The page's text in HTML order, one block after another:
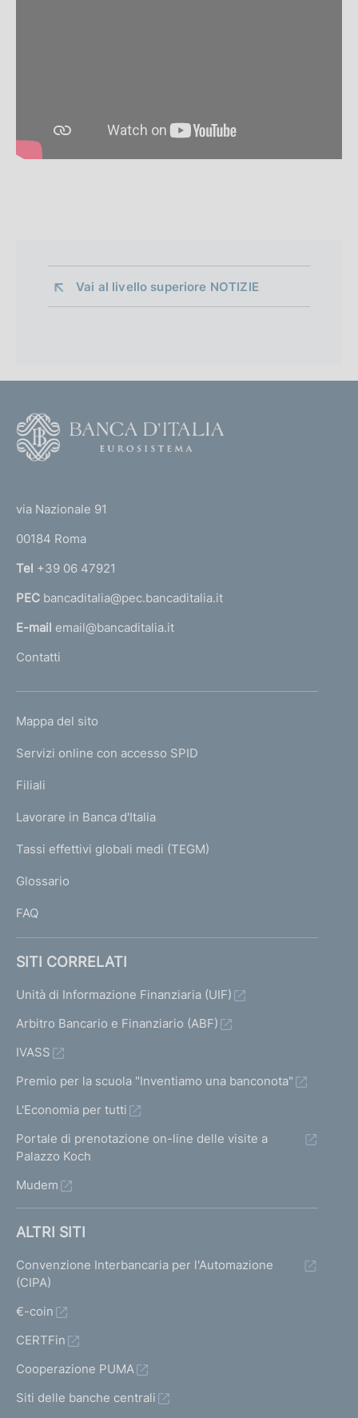
Vai al livello superiore NOTIZIE
r
n
a
l
m
e
a
g
via Nazionale 91
00184 Roma
Tel +39 06 47921
PEC bancaditalia@pec.bancaditalia.it
E-mail email@bancaditalia.it
Contatti
L
N
K
T
I
I
Mappa del sito
Servizi online con accesso SPID
Filiali
Lavorare in Banca d'Italia
Tassi effettivi globali medi (TEGM)
Glossario
FAQ
SITI CORRELATI
Unità di Informazione Finanziaria (UIF)
Arbitro Bancario e Finanziario (ABF)
IVASS
Premio per la scuola "Inventiamo una banconota"
L'Economia per tutti
Portale di prenotazione on-line delle visite a
Palazzo Koch
Mudem
ALTRI SITI
Convenzione Interbancaria per l'Automazione
(CIPA)
€-coin
CERTFin
Cooperazione PUMA
Siti delle banche centrali